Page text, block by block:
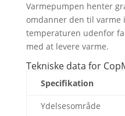
Varmepumpen henter
omdanner den til varme
temperaturen udenfor
med at levere varme.
Tekniske data for
Specifikation
Ydelsesområde